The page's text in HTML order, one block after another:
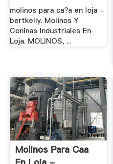
molinos para ca?a en loja -
bertkelly. Molinos Y
Coninas Industriales En
Loja. MOLINOS, ...
Molinos Para Caa